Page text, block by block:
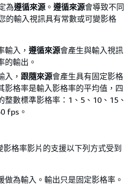
為遵循來源 。 遵循來源會導致不同
的輸入視訊具有常數或可變影格
輸入， 遵循來源會產生與輸入視訊
的輸出。
入， 跟隨來源會產生具有固定影格
影格率是輸入影格率的平均值，四
整數標準影格率：1、5、10、15、
fps。
格率影片的支援以下列方式受到
做為輸入。輸出只是固定影格率。